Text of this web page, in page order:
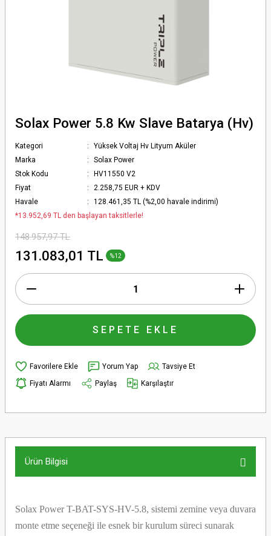
Solax Power 5.8 Kw Slave Batarya (Hv)
Kategori
Yüksek Voltaj Hv Lityum Aküler
Marka
Solax Power
Stok Kodu
HV11550 V2
Fiyat
2.258,75 EUR + KDV
Havale
128.461,35 TL (%2,00 havale indirimi)
*13.952,69 TL den başlayan taksitlerle!
148.957,97 TL
131.083,01 TL %12
SEPETE EKLE
Yorum Yap
Tavsiye Et
Fiyatı Alarmı
Paylaş Karşılaştır
Ürün Bilgisi
Solax Power T-BAT-SYS-HV-5.8, sistemi zemine veya duvara
monte etme seçeneği ile esnek bir kurulum süreci sunarak